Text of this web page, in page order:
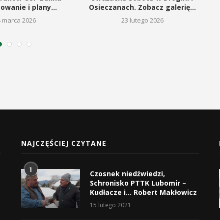
i plany...
marca 2026
Osieczanach. Zobacz galerię...
23 lutego 2026
NAJCZĘŚCIEJ CZYTANE
1
Czosnek niedźwiedzi,
Schronisko PTTK Lubomir –
Kudłacze i… Robert Makłowicz
15 lutego 2021